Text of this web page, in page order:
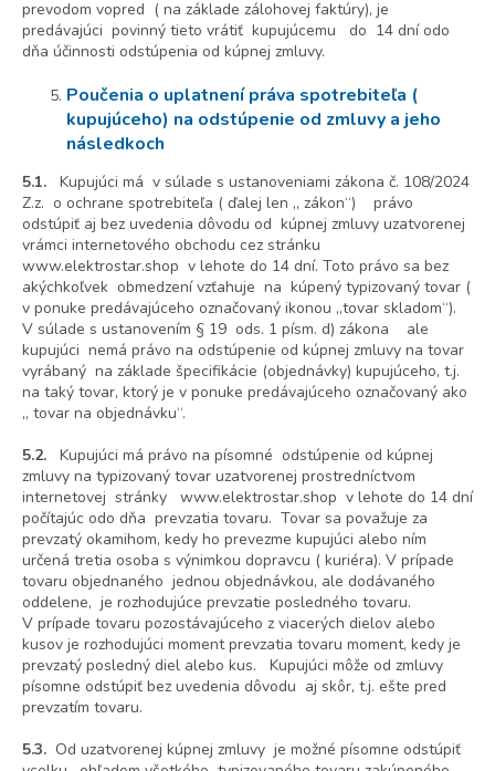
prevodom vopred ( na základe zálohovej faktúry), je
predávajúci povinný tieto vrátiť kupujúcemu do 14 dní odo
dňa účinnosti odstúpenia od kúpnej zmluvy.
Poučenia o uplatnení práva spotrebiteľa (
kupujúceho) na odstúpenie od zmluvy a jeho
následkoch
5.1. Kupujúci má v súlade s ustanoveniami zákona č. 108/2024
Z.z. o ochrane spotrebiteľa ( ďalej len „ zákon“) právo
odstúpiť aj bez uvedenia dôvodu od kúpnej zmluvy uzatvorenej
vrámci internetového obchodu cez stránku
www.elektrostar.shop v lehote do 14 dní. Toto právo sa bez
akýchkoľvek obmedzení vzťahuje na kúpený typizovaný tovar (
v ponuke predávajúceho označovaný ikonou „tovar skladom“).
V súlade s ustanovením § 19 ods. 1 písm. d) zákona ale
kupujúci nemá právo na odstúpenie od kúpnej zmluvy na tovar
vyrábaný na základe špecifikácie (objednávky) kupujúceho, t.j.
na taký tovar, ktorý je v ponuke predávajúceho označovaný ako
„ tovar na objednávku“.
5.2. Kupujúci má právo na písomné odstúpenie od kúpnej
zmluvy na typizovaný tovar uzatvorenej prostredníctvom
internetovej stránky www.elektrostar.shop v lehote do 14 dní
počítajúc odo dňa prevzatia tovaru. Tovar sa považuje za
prevzatý okamihom, kedy ho prevezme kupujúci alebo ním
určená tretia osoba s výnimkou dopravcu ( kuriéra). V prípade
tovaru objednaného jednou objednávkou, ale dodávaného
oddelene, je rozhodujúce prevzatie posledného tovaru.
V prípade tovaru pozostávajúceho z viacerých dielov alebo
kusov je rozhodujúci moment prevzatia tovaru moment, kedy je
prevzatý posledný diel alebo kus. Kupujúci môže od zmluvy
písomne odstúpiť bez uvedenia dôvodu aj skôr, t.j. ešte pred
prevzatím tovaru.
5.3. Od uzatvorenej kúpnej zmluvy je možné písomne odstúpiť